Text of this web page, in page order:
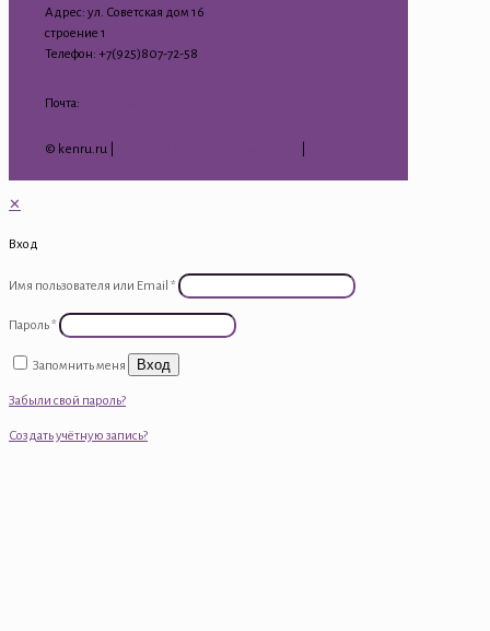
Адрес: ул. Советская дом 16
строение 1
Телефон: +7(925)807-72-58
Почта:
© kenru.ru |
✕
Вход
Имя пользователя или Email *
Пароль*
Запомнить меня Вход
Забыли свой пароль?
Создать учётную запись?